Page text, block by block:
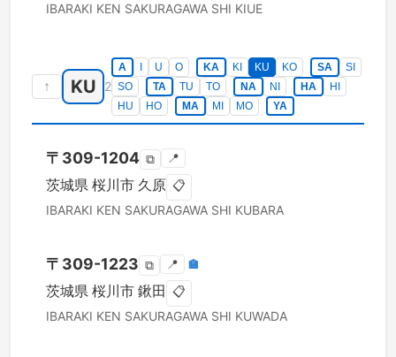
IBARAKI KEN SAKURAGAWA SHI KIUE
↑ KU 2
A U O KA KI KU KO SA
SI
SO
TA TU TO NA NI HA
HI
HU
HO MA MI MO YA
〒 309-1204 ⧉ 📍
茨城県 桜川市 久原 📋
IBARAKI KEN SAKURAGAWA SHI KUBARA
〒 309-1223 ⧉ 📍 🏣
茨城県 桜川市 鍬田 📋
IBARAKI KEN SAKURAGAWA SHI KUWADA